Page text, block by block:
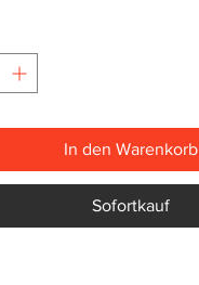
In den Warenkorb
Sofortkauf